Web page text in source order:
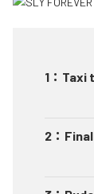
1 ： Taxi
2 ：